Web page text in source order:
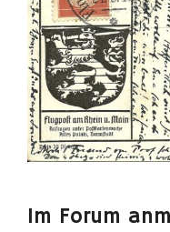
Im Forum